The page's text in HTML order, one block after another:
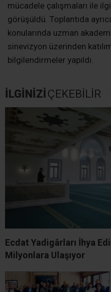
mücadele çalışmaları ile
görüşüldü. Toplantıda
konularında uzman
sinevizyon üzerinden
bilgilendirmeler yapıldı.
İLGİNİZİ ÇEKEBİLİR
Ecdat Yadigârları İhya
Milyonlara Ulaşıyor